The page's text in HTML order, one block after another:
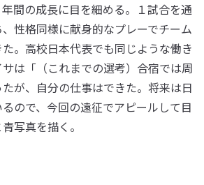
間の成長に目を細める。１試合を通
性格同様に献身的なプレーでチーム
。高校日本代表でも同じような働き
は「（これまでの選考）合宿では周
が、自分の仕事はできた。将来は日
ので、今回の遠征でアピールして目
写真を描く。